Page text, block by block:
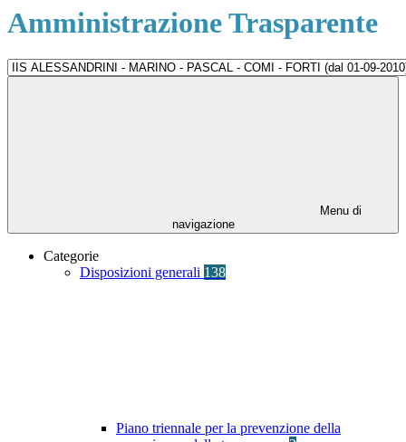
Amministrazione Trasparente
Menu di
navigazione
Categorie
Disposizioni generali 138
Piano triennale per la prevenzione della